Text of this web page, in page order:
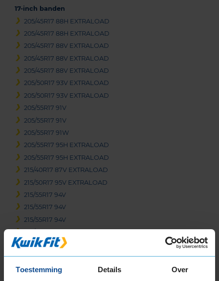
Toestemming Details Over
17-inch banden
205/45R17 88H EXTRALOAD
205/45R17 88H EXTRALOAD
205/45R17 88V EXTRALOAD
205/45R17 88V EXTRALOAD
205/45R17 88V EXTRALOAD
205/50R17 93V EXTRALOAD
205/50R17 93V EXTRALOAD
205/55R17 91V
205/55R17 91V
205/55R17 91W
205/55R17 95H EXTRALOAD
205/55R17 95H EXTRALOAD
215/40R17 87V EXTRALOAD
215/50R17 95V EXTRALOAD
215/55R17 94V
215/55R17 94V
215/55R17 94V
215/55R17 94V
215/55R17 94V
215/55R17 94V